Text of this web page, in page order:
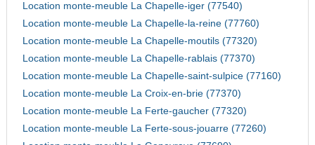
Location monte-meuble La Chapelle-iger (77540)
Location monte-meuble La Chapelle-la-reine (77760)
Location monte-meuble La Chapelle-moutils (77320)
Location monte-meuble La Chapelle-rablais (77370)
Location monte-meuble La Chapelle-saint-sulpice (77160)
Location monte-meuble La Croix-en-brie (77370)
Location monte-meuble La Ferte-gaucher (77320)
Location monte-meuble La Ferte-sous-jouarre (77260)